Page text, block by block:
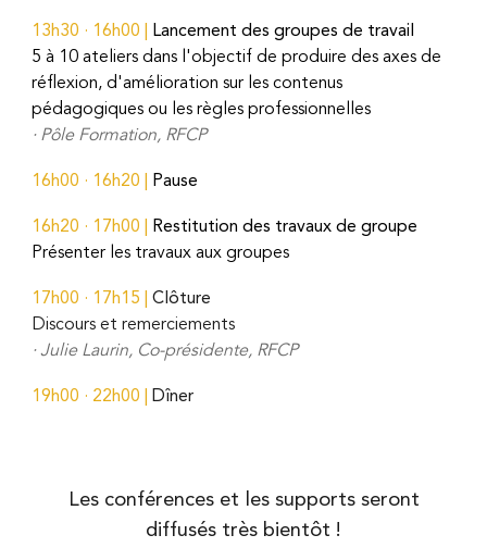
13h30 · 16h00
Lancement des groupes de travail
5 à 10 ateliers dans l'objectif de produire des axes de
réflexion, d'amélioration sur les contenus
pédagogiques ou les règles professionnelles
· Pôle Formation, RFCP
16h00 · 16h20 Pause
16h20 · 17h00
Restitution des travaux de groupe
Présenter les travaux aux groupes
1 7h00 · 1 7h15
Clôture
Discours et remerciements
· Julie Laurin, Co-présidente, RFCP
19h00 · 22h00 | Dîner
Les conférences et les supports seront
diffusés très bientôt !